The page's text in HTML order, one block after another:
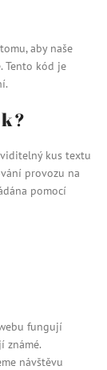
aby naše
Tento kód je
kus textu
provozu na
pomocí
fungují
známé.
návštěvu